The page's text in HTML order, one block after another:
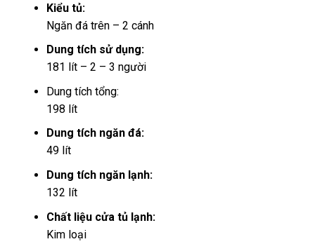
Kiểu tủ:
Ngăn đá trên – 2 cánh
Dung tích sử dụng:
181 lít – 2 – 3 người
Dung tích tổng:
198 lít
Dung tích ngăn đá:
49 lít
Dung tích ngăn lạnh:
132 lít
Chất liệu cửa tủ lạnh:
Kim loại